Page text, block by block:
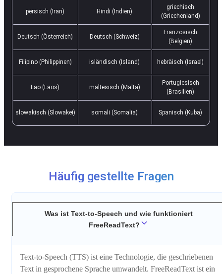
persisch (Iran) Hindi (Indien)
griechisch
(Griechenland)
Deutsch (Österreich) Deutsch (Schweiz)
Französisch
(Belgien)
Filipino (Philippinen) isländisch (Island) hebräisch (Israel)
Lao (Laos) maltesisch (Malta)
Portugiesisch
(Brasilien)
slowakisch (Slowakei) somali (Somalia) Spanisch (Kuba)
Häufig gestellte Fragen
Was ist Text-to-Speech und wie funktioniert
FreeReadText?
Text-to-Speech (TTS) ist eine Technologie, die geschriebenen
Text in gesprochene Sprache umwandelt. FreeReadText ist ein